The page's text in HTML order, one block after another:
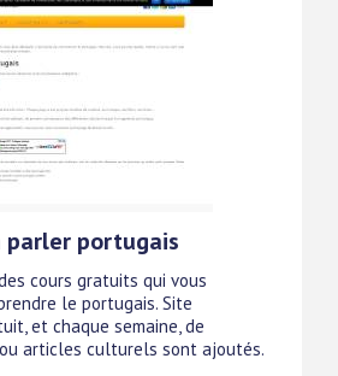
parler portugais
cours gratuits qui vous
le portugais. Site
et chaque semaine, de
articles culturels sont ajoutés.